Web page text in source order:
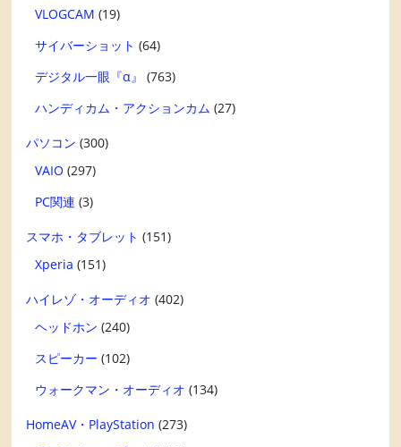
VLOGCAM (19)
サイバーショット (64)
デジタル一眼『α』
(763)
ハンディカム・アクションカム (27)
パソコン (300)
VAIO (297)
PC関連 (3)
スマホ・タブレット (151)
Xperia (151)
ハイレゾ・オーディオ (402)
ヘッドホン (240)
スピーカー (102)
ウォークマン・オーディオ (134)
HomeAV・PlayStation (273)